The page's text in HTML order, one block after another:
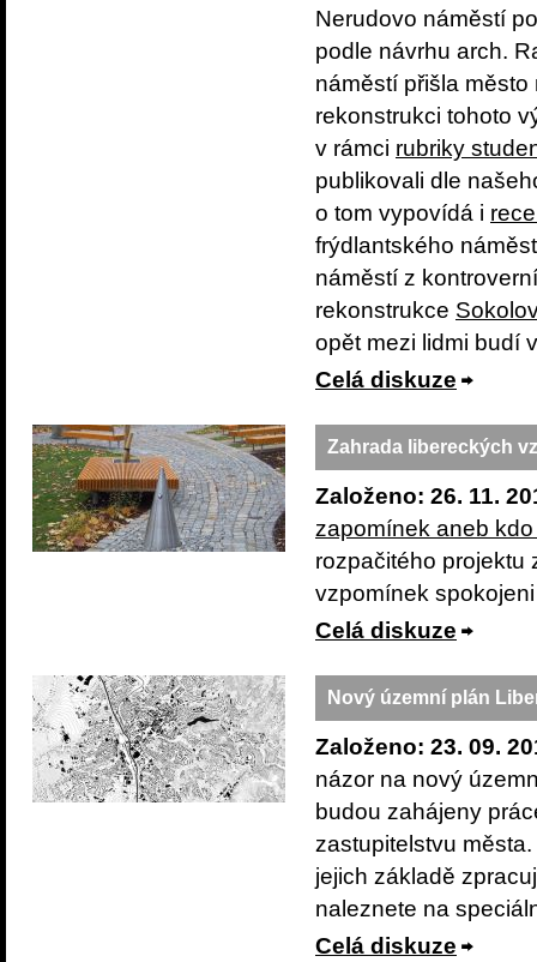
Nerudovo náměstí
podle návrhu arch.
náměstí přišla
rekonstrukci tohoto
v rámci rubriky
publikovali dle
o tom vypovídá i
frýdlantského
náměstí z
rekonstrukce
opět mezi lidmi budí
Celá diskuze
Zahrada libereckých
Založeno: 26. 11.
zapomínek aneb
rozpačitého projektu
vzpomínek
Celá diskuze
Nový územní plán
Založeno: 23. 09.
názor na nový
budou zahájeny
zastupitelstvu
jejich základě
naleznete na
Celá diskuze